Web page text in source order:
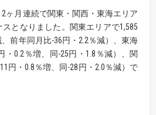
ヶ月連続で関東・関西・東海エリア
となりました。関東エリアで1,585
前年同月比-36円・2.2％減）、東海
・0.2％増、同-25円・1.8％減）、関
円・0.8％増、同-28円・2.0％減）で